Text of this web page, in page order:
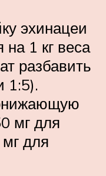
эхинацеи
на 1 кг веса
разбавить
1:5).
мг для
мг для